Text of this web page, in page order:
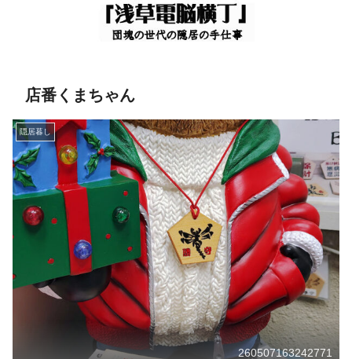
店番くまちゃん
隠居暮し
260507163242771